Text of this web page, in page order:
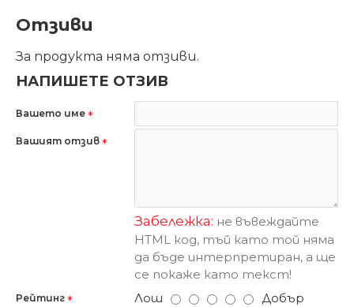
Отзиви
За продукта няма отзиви.
НАПИШЕТЕ ОТЗИВ
Вашето име
Вашият отзив
Забележка: не въвеждайте
HTML код, тъй като той няма
да бъде интерпретиран, а ще
се покаже като текст!
Рейтинг Лош Добър